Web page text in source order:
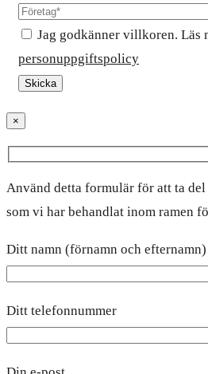
Jag godkänner villkoren. Läs
personuppgiftspolicy
×
Använd detta formulär för att ta
som vi har behandlat inom ramen
Ditt namn (förnamn och efternamn)
Ditt telefonnummer